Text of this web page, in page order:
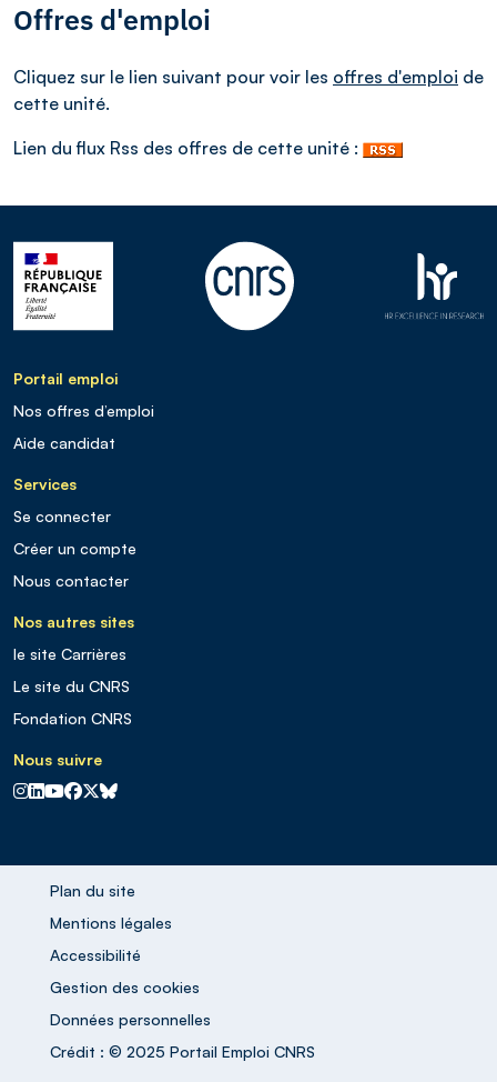
Offres d'emploi
Cliquez sur le lien suivant pour voir les offres d'emploi de
cette unité.
Lien du flux Rss des offres de cette unité :
Portail emploi
Nos offres d’emploi
Aide candidat
Services
Se connecter
Créer un compte
Nous contacter
Nos autres sites
le site Carrières
Le site du CNRS
Fondation CNRS
Nous suivre
CNRS sur Instagram
CNRS sur Linkedin
CNRS sur Youtube
CNRS sur Facebook
CNRS sur X
CNRS sur Blus sky
Plan du site
Mentions légales
Accessibilité
Gestion des cookies
Données personnelles
Crédit : © 2025 Portail Emploi CNRS